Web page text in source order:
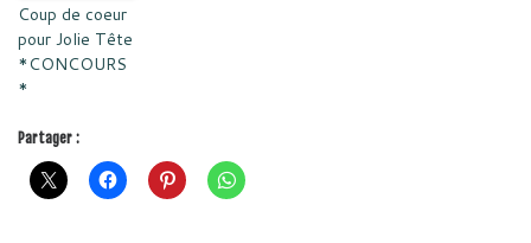
Coup de coeur
pour Jolie Tête
*CONCOURS
*
Partager :